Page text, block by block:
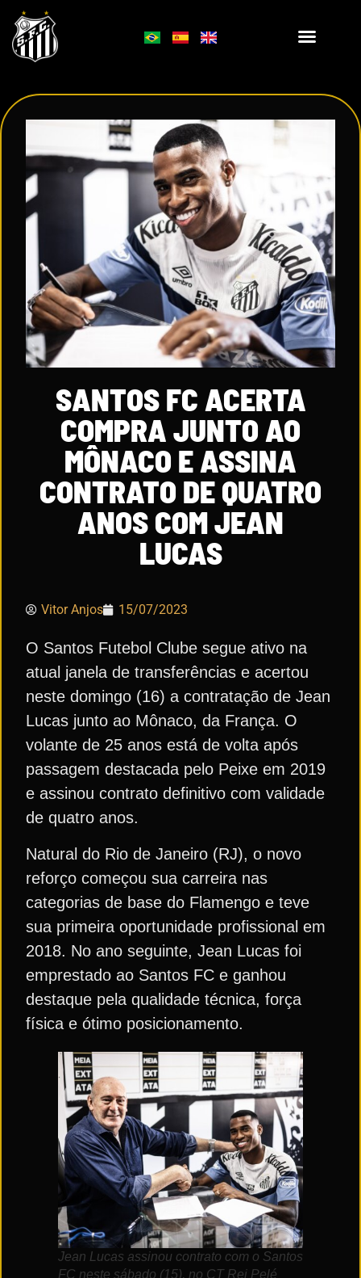
SANTOS FC ACERTA
COMPRA JUNTO AO
MÔNACO E ASSINA
CONTRATO DE QUATRO
ANOS COM JEAN
LUCAS
Vitor Anjos 15/07/2023
O Santos Futebol Clube segue ativo na
atual janela de transferências e acertou
neste domingo (16) a contratação de Jean
Lucas junto ao Mônaco, da França. O
volante de 25 anos está de volta após
passagem destacada pelo Peixe em 2019
e assinou contrato definitivo com validade
de quatro anos.
Natural do Rio de Janeiro (RJ), o novo
reforço começou sua carreira nas
categorias de base do Flamengo e teve
sua primeira oportunidade profissional em
2018. No ano seguinte, Jean Lucas foi
emprestado ao Santos FC e ganhou
destaque pela qualidade técnica, força
física e ótimo posicionamento.
Jean Lucas assinou contrato com o Santos
FC neste sábado (15), no CT Rei Pelé